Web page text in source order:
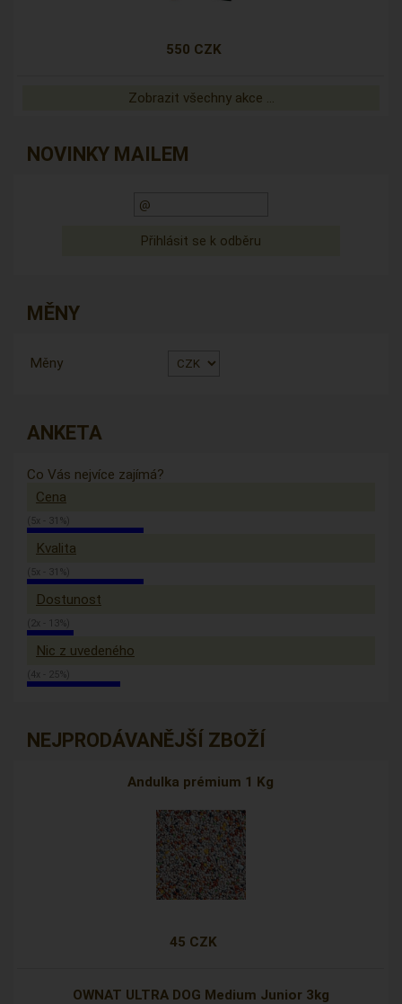
550 CZK
Zobrazit všechny akce ...
NOVINKY MAILEM
MĚNY
Měny
ANKETA
Co Vás nejvíce zajímá?
Cena
(5x - 31%)
Kvalita
(5x - 31%)
Dostunost
(2x - 13%)
Nic z uvedeného
(4x - 25%)
NEJPRODÁVANĚJŠÍ ZBOŽÍ
Andulka prémium 1 Kg
45 CZK
OWNAT ULTRA DOG Medium Junior 3kg